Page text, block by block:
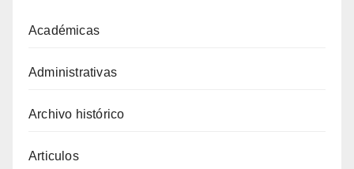
Académicas
Administrativas
Archivo histórico
Articulos